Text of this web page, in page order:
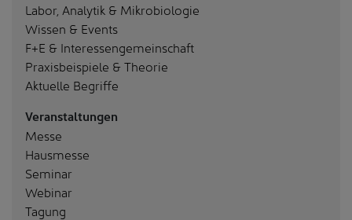
Labor, Analytik & Mikrobiologie
Wissen & Events
F+E & Interessengemeinschaft
Praxisbeispiele & Theorie
Aktuelle Begriffe
Veranstaltungen
Messe
Hausmesse
Seminar
Webinar
Tagung